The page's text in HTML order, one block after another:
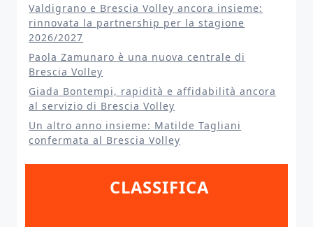
Valdigrano e Brescia Volley ancora insieme:
rinnovata la partnership per la stagione
2026/2027
Paola Zamunaro è una nuova centrale di
Brescia Volley
Giada Bontempi, rapidità e affidabilità ancora
al servizio di Brescia Volley
Un altro anno insieme: Matilde Tagliani
confermata al Brescia Volley
CLASSIFICA